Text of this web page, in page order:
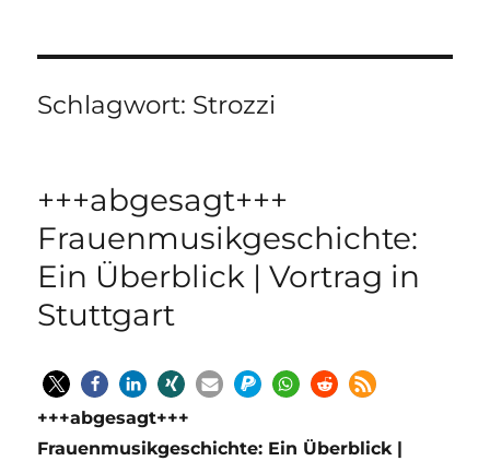
Schlagwort: Strozzi
+++abgesagt+++
Frauenmusikgeschichte:
Ein Überblick | Vortrag in
Stuttgart
+++abgesagt+++
Frauenmusikgeschichte: Ein Überblick |